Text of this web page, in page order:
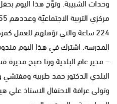
224 ساعة والتي تؤهلهم للعمل
المدرسة. اشترك في هذا اليوم
– مدير عام البلدية ورنا صبح
البلدي الدكتور حمد طربيه
وتولى عرافة الاحتفال الاستاذ علي